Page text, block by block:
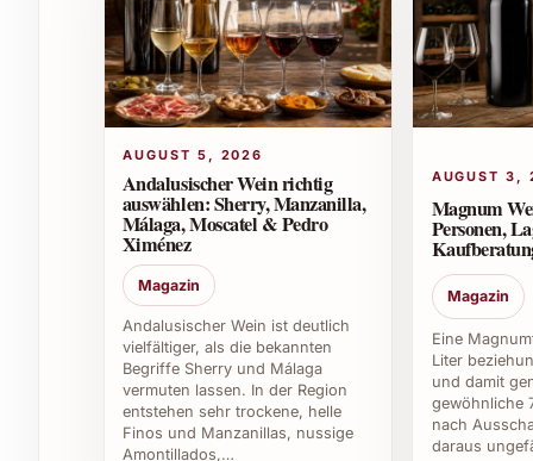
Gibt es besondere Lagerungshinweise?
Der Bourbon sollte an einem kühlen, dunklen
Kann man Maker’s Mark Bourbon auch als
Viele Händler bieten eine Gravur oder
zu machen.
Wie unterscheidet sich Maker’s Mark von
Die ausschliessliche Verwendung von Weizen
Handabfüllung mit roter Wachskapsel sorgen
Welche Speisen passen besonders gut zu
Besonders gut zu kräftigem Käse, BBQ-
AUGUST 5, 2026
Andalusischer Wein richtig
auswählen: Sherry, Manzanilla,
Málaga, Moscatel & Pedro
Ximénez
Magazin
Andalusischer Wein ist deutlich
vielfältiger, als die bekannten
Begriffe Sherry und Málaga
vermuten lassen. In der Region
entstehen sehr trockene, helle
Finos und Manzanillas, nussige
Amontillados,…
AUGUST 3,
Magnum
Personen,
Magazin
Eine
Liter
und damit
gewöhnliche
nach
daraus